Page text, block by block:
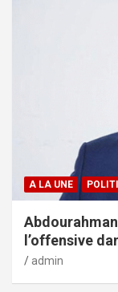
A LA UNE
l’offensive
admin